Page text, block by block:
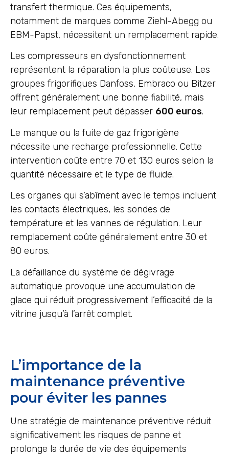
transfert thermique. Ces équipements,
notamment de marques comme Ziehl-Abegg ou
EBM-Papst, nécessitent un remplacement rapide.
Les compresseurs en dysfonctionnement
représentent la réparation la plus coûteuse. Les
groupes frigorifiques Danfoss, Embraco ou Bitzer
offrent généralement une bonne fiabilité, mais
leur remplacement peut dépasser 600 euros.
Le manque ou la fuite de gaz frigorigène
nécessite une recharge professionnelle. Cette
intervention coûte entre 70 et 130 euros selon la
quantité nécessaire et le type de fluide.
Les organes qui s’abîment avec le temps incluent
les contacts électriques, les sondes de
température et les vannes de régulation. Leur
remplacement coûte généralement entre 30 et
80 euros.
La défaillance du système de dégivrage
automatique provoque une accumulation de
glace qui réduit progressivement l’efficacité de la
vitrine jusqu’à l’arrêt complet.
L’importance de la
maintenance préventive
pour éviter les pannes
Une stratégie de maintenance préventive réduit
significativement les risques de panne et
prolonge la durée de vie des équipements